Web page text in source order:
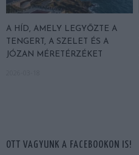
A HÍD, AMELY LEGYŐZTE A
TENGERT, A SZELET ÉS A
JÓZAN MÉRETÉRZÉKET
OTT VAGYUNK A FACEBOOKON IS!